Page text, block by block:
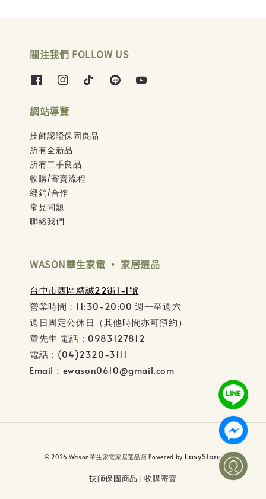
關注我們 FOLLOW US
網站導覽
技師認證保固良品
所有全新品
所有二手良品
收購/寄賣流程
經銷/合作
常見問題
聯絡我們
WASON華生家電 ‧ 家居選品
台中市西區精誠22街1-1號
營業時間：11:30-20:00 週一至週六
週日固定公休日（其他時間亦可預約）
童先生 電話：0983127812
電話：(04)2320-3111
Email：ewason0610@gmail.com
© 2026 Wason華生家電家居選品店 Powered by EasyStore
技師保固商品 |收購寄賣